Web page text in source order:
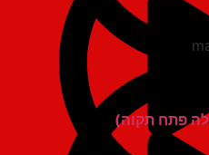
תקוה)